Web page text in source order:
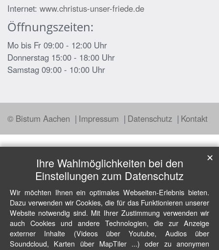
Internet: www.christus-unser-friede.de
Öffnungszeiten:
Mo bis Fr 09:00 - 12:00 Uhr
Donnerstag 15:00 - 18:00 Uhr
Samstag 09:00 - 10:00 Uhr
© Bistum Aachen Impressum Datenschutz Kontakt
Ihre Wahlmöglichkeiten bei den
Einstellungen zum Datenschutz
Wir möchten Ihnen ein optimales Webseiten-Erlebnis bieten.
Dazu verwenden wir Cookies, die für das Funktionieren unserer
Website notwendig sind. Mit Ihrer Zustimmung verwenden wir
auch Cookies und andere Technologien, die zur Anzeige
externer Inhalte (Videos über Youtube, Audios über
Soundcloud, Karten über MapTiler ...) oder zu anonymen
✕